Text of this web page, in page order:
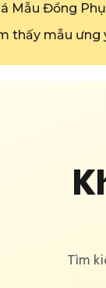
Mẫu Đồng
thấy mẫu ưng
Tìm